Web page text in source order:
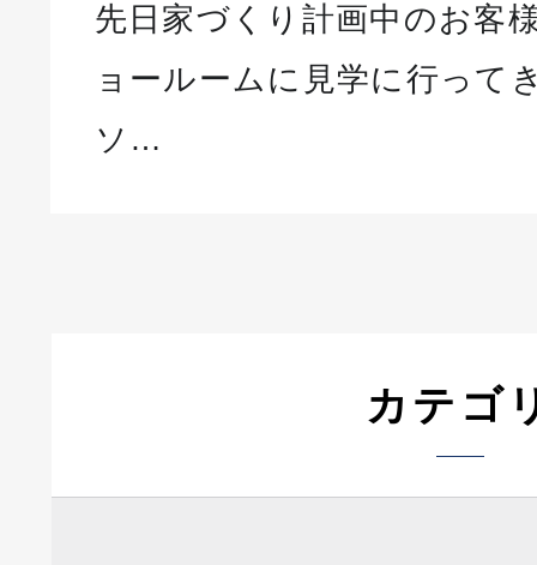
先日家づくり計画中のお客
ョールームに見学に行って
ソ…
カテゴ